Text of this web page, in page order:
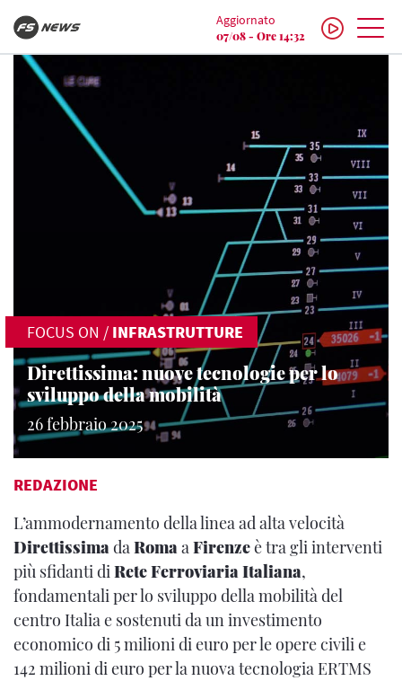
Aggiornato
07/08 - Ore 14:32
FOCUS ON / INFRASTRUTTURE
Direttissima: nuove tecnologie per lo
sviluppo della mobilità
26 febbraio 2025
REDAZIONE
L’ammodernamento della linea ad alta velocità
DirettissimadaRomaaFirenzeè tra gli interventi
più sfidanti diRete Ferroviaria Italiana,
fondamentali per lo sviluppo della mobilità del
centro Italia e sostenuti da un investimento
economico di 5 milioni di euro per le opere civili e
142 milioni di euro per la nuova tecnologia ERTMS